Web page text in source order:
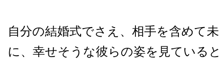
自分の結婚式でさえ、相手を含めて
に、幸せそうな彼らの姿を見ている